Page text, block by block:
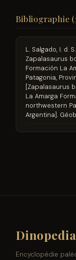
Bibliographie
L. Salgado, I. d.
Zapalasaurus
Formación La
Patagonia,
[Zapalasaurus
La Amarga
northwestern
Argentina].
Dinopedia
Encyclopédie